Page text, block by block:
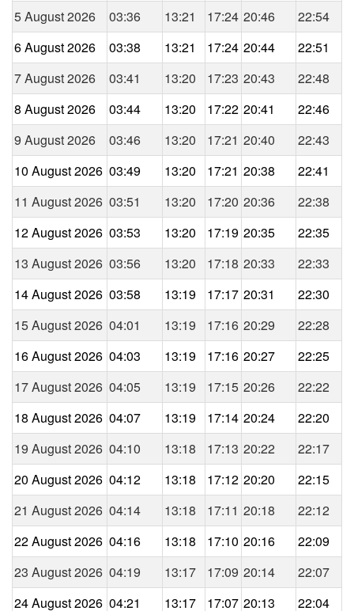
5 August 2026
03:36 13:21 17:24 20:46
22:54
6 August 2026
03:38 13:21 17:24 20:44
22:51
7 August 2026
03:41 13:20 17:23 20:43
22:48
8 August 2026
03:44 13:20 17:22 20:41
22:46
9 August 2026
03:46 13:20 17:21 20:40
22:43
10 August 2026 03:49 13:20 17:21 20:38
22:41
11 August 2026 03:51 13:20 17:20 20:36
22:38
12 August 2026 03:53 13:20 17:19 20:35
22:35
13 August 2026 03:56 13:20 17:18 20:33
22:33
14 August 2026 03:58 13:19 17:17 20:31
22:30
15 August 2026 04:01 13:19 17:16 20:29
22:28
16 August 2026 04:03 13:19 17:16 20:27
22:25
17 August 2026 04:05 13:19 17:15 20:26
22:22
18 August 2026 04:07 13:19 17:14 20:24
22:20
19 August 2026 04:10 13:18 17:13 20:22
22:17
20 August 2026 04:12 13:18 17:12 20:20
22:15
21 August 2026 04:14 13:18 17:11 20:18
22:12
22 August 2026 04:16 13:18 17:10 20:16
22:09
23 August 2026 04:19 13:17 17:09 20:14
22:07
24 August 2026 04:21 13:17 17:07 20:13 22:04